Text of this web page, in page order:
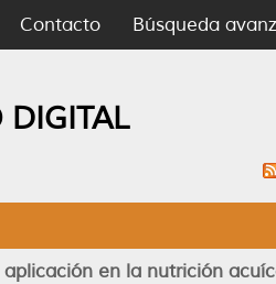
Contacto Búsqueda
DIGITAL
en la nutrición